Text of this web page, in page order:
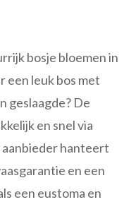
bosje bloemen in
een leuk bos met
geslaagde? De
en snel via
hanteert
en een
een eustoma en